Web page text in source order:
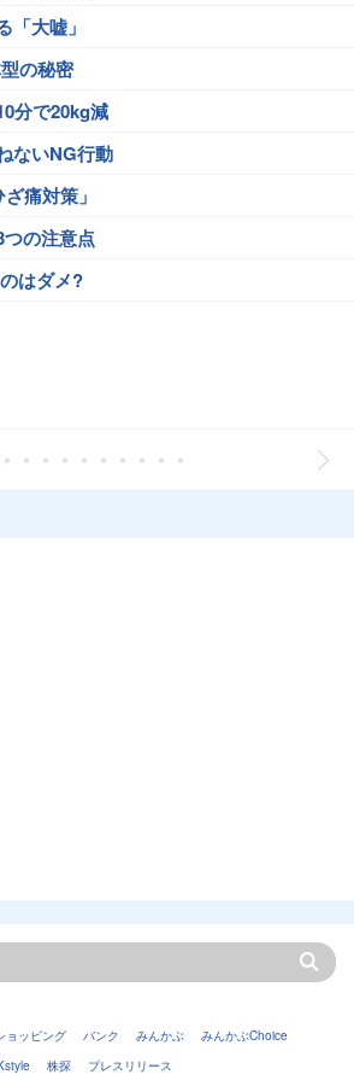
「大嘘」
の秘密
分で20kg減
ないNG行動
痛対策」
の注意点
はダメ?
ョッピング バンク みんかぶ
みんかぶChoice
株探 プレスリリース